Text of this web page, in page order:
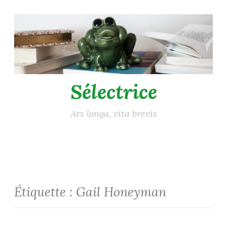
au
contenu
principal
Sélectrice
Ars longa, vita brevis
Étiquette : Gail Honeyman